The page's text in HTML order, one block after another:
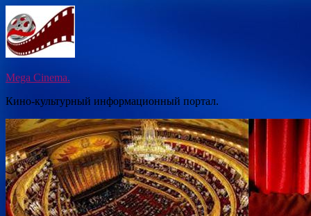
Перейти
к
содержимому
Mega Cinema.
Кино-культурный информационный портал.